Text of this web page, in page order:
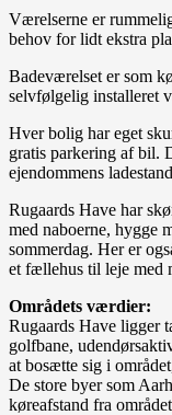
Værelserne er
behov for lidt ekstra
Badeværelset er som
selvfølgelig installeret
Hver bolig har eget
gratis parkering af bil.
ejendommens
Rugaards Have har
med naboerne, hygge
sommerdag. Her er
et fællehus til leje med
Områdets værdier:
Rugaards Have ligger
golfbane,
at bosætte sig i
De store byer som
køreafstand fra